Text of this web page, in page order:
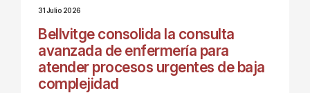
31 Julio 2026
Bellvitge consolida la consulta
avanzada de enfermería para
atender procesos urgentes de baja
complejidad